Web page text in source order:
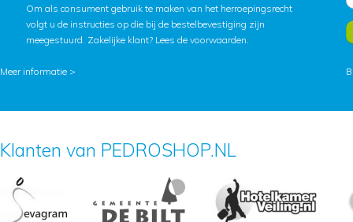
Om als consument gebruik te maken van het herroepingsrecht
volgt u de instructies op die bij de bestelbevestiging zijn
meegestuurd. Zakelijke klant? Lees de voorwaarden.
Meer informatie >
Klanten van PEDROSHOP.NL